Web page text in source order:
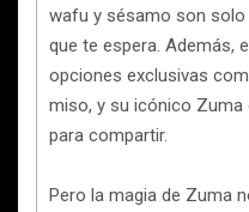
wafu y sésamo son
que te espera. Además,
opciones exclusivas
miso, y su icónico Zuma
para compartir.
Pero la magia de Zuma